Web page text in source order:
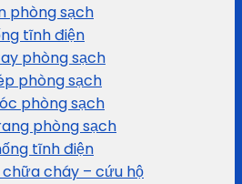
phòng sạch
tĩnh điện
phòng sạch
phòng sạch
phòng sạch
phòng sạch
tĩnh điện
cháy – cứu hộ